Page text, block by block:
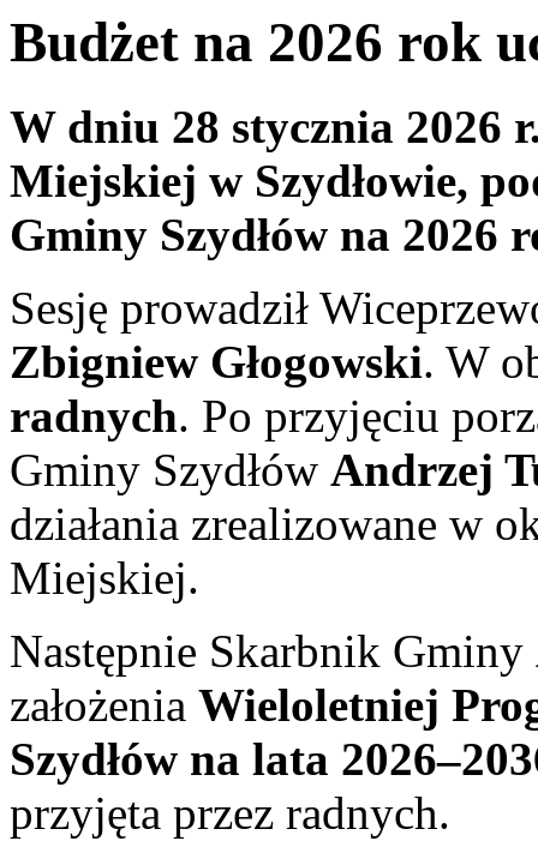
Budżet na 2026 rok
W dniu 28 stycznia 2026
Miejskiej w Szydłowie,
Gminy Szydłów na 2026
Sesję prowadził
Zbigniew Głogowski. W
radnych. Po przyjęciu
Gminy Szydłów Andrzej
działania zrealizowane w
Miejskiej.
Następnie Skarbnik Gminy
założenia Wieloletniej
Szydłów na lata
przyjęta przez radnych.